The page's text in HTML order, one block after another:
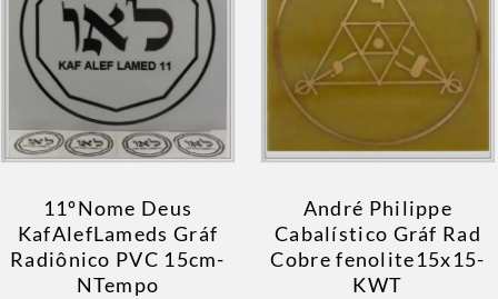
11ºNome Deus
KafAlefLameds Gráf
Radiônico PVC 15cm-
NTempo
André Philippe
Cabalístico Gráf Rad
Cobre fenolite15x15-
KWT